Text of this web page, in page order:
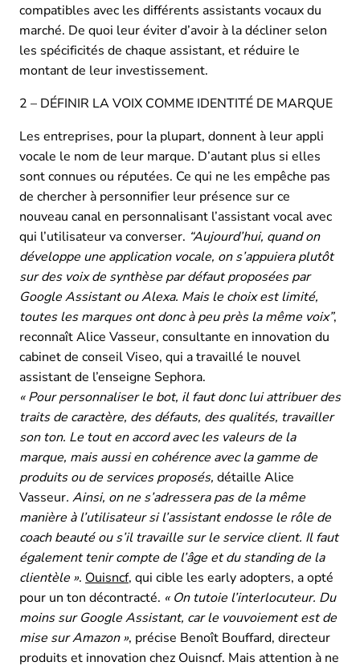
compatibles avec les différents assistants vocaux du
marché. De quoi leur éviter d’avoir à la décliner selon
les spécificités de chaque assistant, et réduire le
montant de leur investissement.
2 – DÉFINIR LA VOIX COMME IDENTITÉ DE MARQUE
Les entreprises, pour la plupart, donnent à leur appli
vocale le nom de leur marque. D’autant plus si elles
sont connues ou réputées. Ce qui ne les empêche pas
de chercher à personnifier leur présence sur ce
nouveau canal en personnalisant l’assistant vocal avec
qui l’utilisateur va converser. “Aujourd’hui, quand on
développe une application vocale, on s’appuiera plutôt
sur des voix de synthèse par défaut proposées par
Google Assistant ou Alexa. Mais le choix est limité,
toutes les marques ont donc à peu près la même voix”,
reconnaît Alice Vasseur, consultante en innovation du
cabinet de conseil Viseo, qui a travaillé le nouvel
assistant de l’enseigne Sephora.
« Pour personnaliser le bot, il faut donc lui attribuer des
traits de caractère, des défauts, des qualités, travailler
son ton. Le tout en accord avec les valeurs de la
marque, mais aussi en cohérence avec la gamme de
produits ou de services proposés, détaille Alice
Vasseur. Ainsi, on ne s’adressera pas de la même
manière à l’utilisateur si l’assistant endosse le rôle de
coach beauté ou s’il travaille sur le service client. Il faut
également tenir compte de l’âge et du standing de la
clientèle ». Ouisncf, qui cible les early adopters, a opté
pour un ton décontracté. « On tutoie l’interlocuteur. Du
moins sur Google Assistant, car le vouvoiement est de
mise sur Amazon », précise Benoît Bouffard, directeur
produits et innovation chez Ouisncf. Mais attention à ne